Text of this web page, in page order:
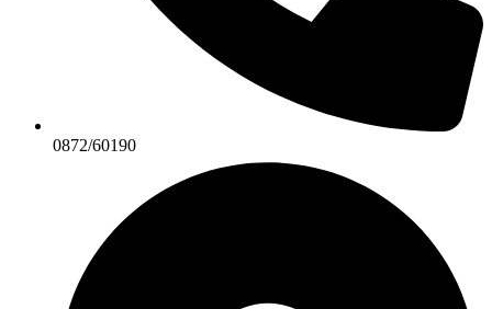
0872/60190